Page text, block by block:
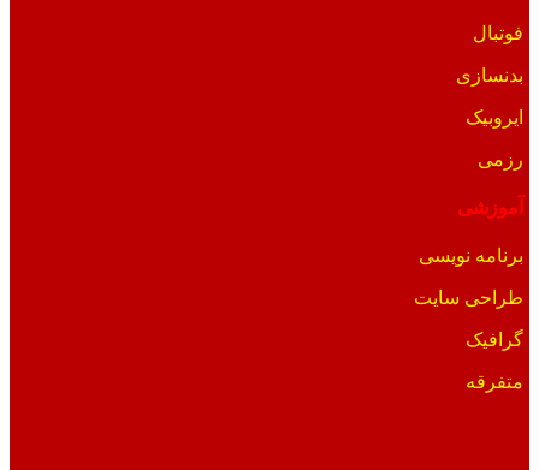
فوتبال
بدنسازی
ایروبیک
رزمی
آموزشی
برنامه نویسی
طراحی سایت
گرافیک
متفرقه